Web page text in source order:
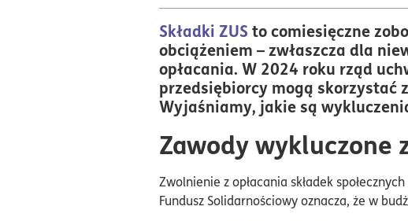
Składki ZUS to comiesięczne
obciążeniem – zwłaszcza dla
opłacania. W 2024 roku rząd
przedsiębiorcy mogą skorzystać
Wyjaśniamy, jakie są
Zawody wykluczone
Zwolnienie z opłacania składek
Fundusz Solidarnościowy oznacza, że w